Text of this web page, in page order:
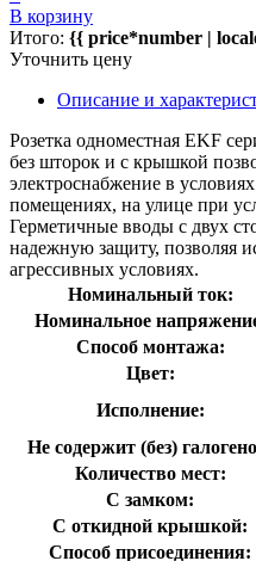
В корзину
Итого: {{ price*number |
Уточнить цену
Описание и
Розетка одноместная EKF
без шторок и с крышкой
электроснабжение в
помещениях, на улице при
Герметичные вводы с двух
надежную защиту, позволяя
агрессивных условиях.
Номинальный ток:
Номинальное
Способ монтажа:
Цвет:
Исполнение:
Не содержит (без)
Количество мест:
С замком:
С откидной крышкой:
Способ присоединения: